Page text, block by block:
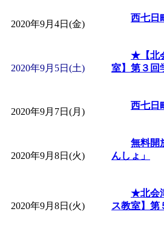
間：2026/
子育て
間：2026/
「赤ちゃん
付期間：
赤ちゃ
付期間：
2020年9月4日(金)
西七日
2020年9月5日(土)
★【北
室】第３回
2020年9月7日(月)
西七日
2020年9月8日(火)
無料開
んしょ」
2020年9月8日(火)
★北会
ス教室】第